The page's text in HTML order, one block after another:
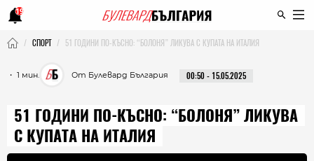
19
СПОРТ 51 ГОДИНИ ПО-КЪСНО: “БОЛОНЯ” ЛИКУВА С КУПАТА НА ИТАЛИЯ
・ 1 мин. От Булевард България 00:50 - 15.05.2025
51 ГОДИНИ ПО-КЪСНО: “БОЛОНЯ” ЛИКУВА
С КУПАТА НА ИТАЛИЯ